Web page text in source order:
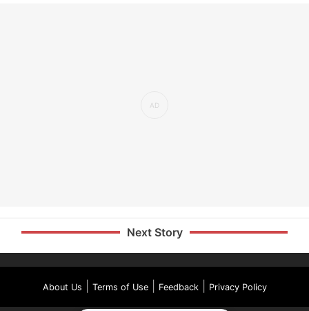
Next Story
About Us Terms of Use| Feedback| Privacy Policy